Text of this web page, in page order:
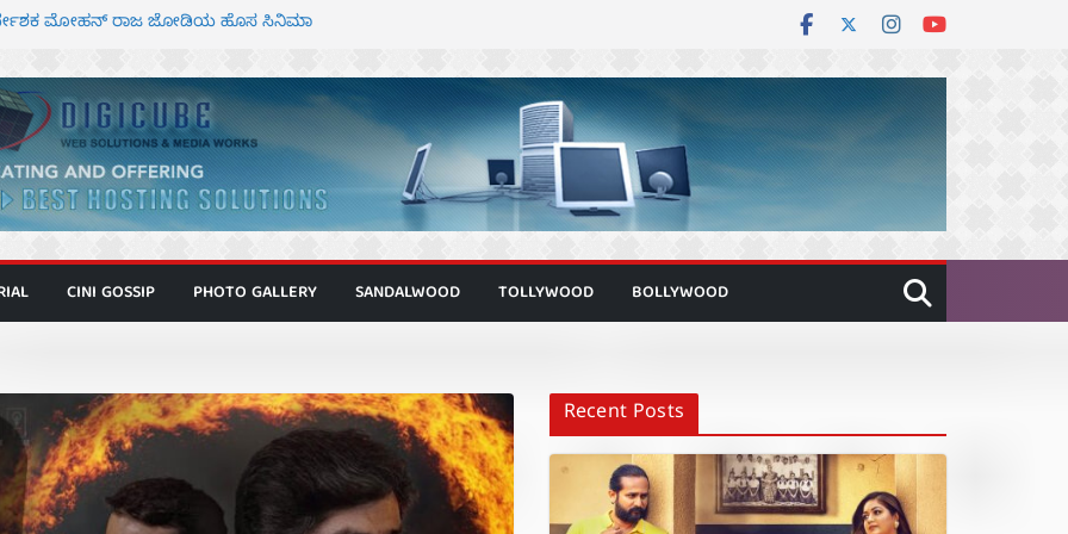
ಕಿಟ್ಟಿ – ಮೇಘನಾರಾಜ್ ಅಭಿನಯದ “ಅಮರ್ಥ” ಚಿತ್ರ
ಅಜೇಯಂ” ಹಾಡಿದ ದೃಶ್ಯ ವೈಭವ
ಶಿವಣ್ಣ ಅಭಿನಯದ ‘ಬಾಸ್’ ಚಿತ್ರ ತೆರೆಗೆ
CINI GOSSIP PHOTO GALLERY SANDALWOOD TOLLYWOOD BOLLYWOOD
Recent Posts